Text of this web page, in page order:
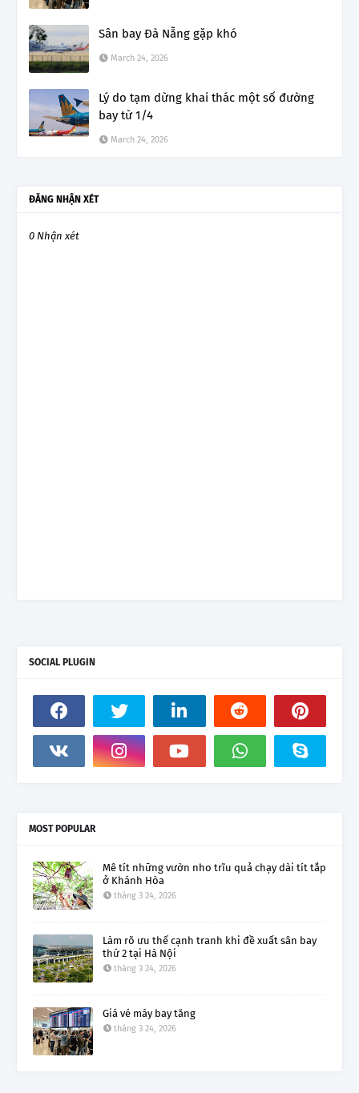
Sân bay Đà Nẵng gặp khó
March 24, 2026
Lý do tạm dừng khai thác một số đường
bay từ 1/4
March 24, 2026
ĐĂNG NHẬN XÉT
0 Nhận xét
SOCIAL PLUGIN
MOST POPULAR
Mê tít những vườn nho trĩu quả chạy dài tít tắp
ở Khánh Hòa
tháng 3 24, 2026
Làm rõ ưu thế cạnh tranh khi đề xuất sân bay
thứ 2 tại Hà Nội
tháng 3 24, 2026
Giá vé máy bay tăng
tháng 3 24, 2026